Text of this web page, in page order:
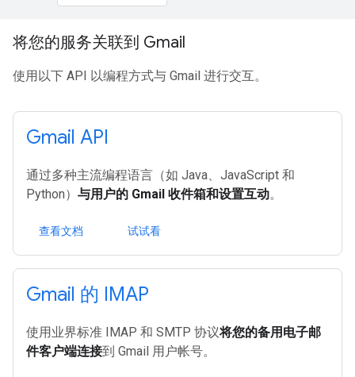
将您的服务关联到 Gmail
使用以下 API 以编程方式与 Gmail 进行交互。
Gmail API
通过多种主流编程语言（如 Java、JavaScript 和
Python） 与用户的 Gmail 收件箱和设置互动。
查看文档 试试看
Gmail 的 IMAP
使用业界标准 IMAP 和 SMTP 协议将您的备用电子邮
件客户端连接到 Gmail 用户帐号。